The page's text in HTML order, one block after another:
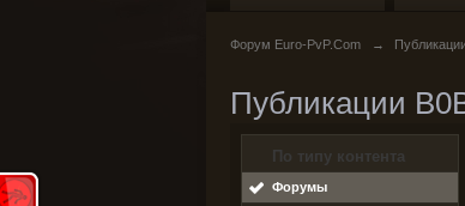
Форум Euro-PvP.Com →
Публикации
По типу контента
Форумы